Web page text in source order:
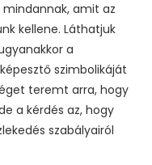
amit az
kellene. Láthatjuk
a
szimbolikáját
teremt arra, hogy
a kérdés az, hogy
szabályairól